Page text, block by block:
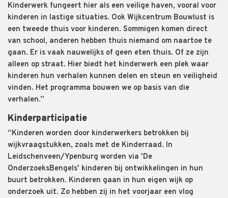
Kinderwerk fungeert hier als een veilige haven, vooral voor
kinderen in lastige situaties. Ook Wijkcentrum Bouwlust is
een tweede thuis voor kinderen. Sommigen komen direct
van school, anderen hebben thuis niemand om naartoe te
gaan. Er is vaak nauwelijks of geen eten thuis. Of ze zijn
alleen op straat. Hier biedt het kinderwerk een plek waar
kinderen hun verhalen kunnen delen en steun en veiligheid
vinden. Het programma bouwen we op basis van die
verhalen.”
Kinderparticipatie
“Kinderen worden door kinderwerkers betrokken bij
wijkvraagstukken, zoals met de Kinderraad. In
Leidschenveen/Ypenburg worden via 'De
OnderzoeksBengels' kinderen bij ontwikkelingen in hun
buurt betrokken. Kinderen gaan in hun eigen wijk op
onderzoek uit. Zo hebben zij in het voorjaar een vlog